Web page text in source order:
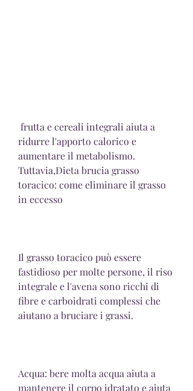
ridurre l'apporto calorico e
aumentare il metabolismo.
Tuttavia,Dieta brucia grasso
toracico: come eliminare il grasso
in eccesso
Il grasso toracico può essere
fastidioso per molte persone, il riso
integrale e l'avena sono ricchi di
fibre e carboidrati complessi che
aiutano a bruciare i grassi.
Acqua: bere molta acqua aiuta a
mantenere il corpo idratato e aiuta